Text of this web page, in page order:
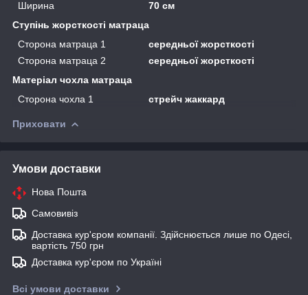
Ширина
70 см
Ступінь жорсткості матраца
Сторона матраца 1
середньої жорсткості
Сторона матраца 2
середньої жорсткості
Матеріал чохла матраца
Сторона чохла 1
стрейч жаккард
Приховати
Умови доставки
Нова Пошта
Самовивіз
Доставка кур'єром компанії. Здійснюється лише по Одесі,
вартість 750 грн
Доставка кур'єром по Україні
Всі умови доставки